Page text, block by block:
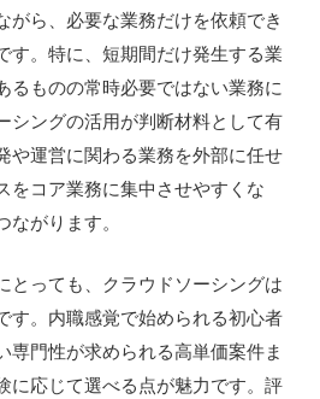
がら、必要な業務だけを依頼でき
す。特に、短期間だけ発生する業
るものの常時必要ではない業務に
シングの活用が判断材料として有
や運営に関わる業務を外部に任せ
をコア業務に集中させやすくな
がります。
とっても、クラウドソーシングは
す。内職感覚で始められる初心者
専門性が求められる高単価案件ま
に応じて選べる点が魅力です。評